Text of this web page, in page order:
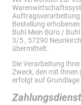
Bestellung
Buhl Mein Büro /
3/5 , 57290
übermittelt.
Die Verarbeitung
Zweck, den mit Ihnen
erfolgt auf Grundlage